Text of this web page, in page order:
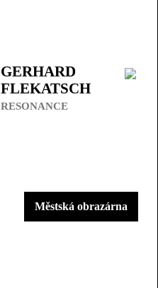
GERHARD
FLEKATSCH
RESONANCE
Městská obrazárna